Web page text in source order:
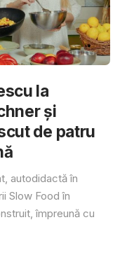
la
și
de patru
autodidactă în
Slow Food în
împreună cu